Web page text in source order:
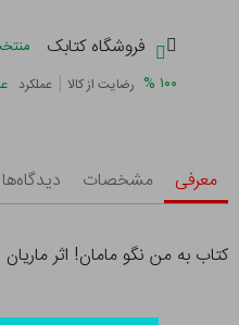
فروشگاه کتابک
۱۰۰ % رضایت از کالا | عملکرد
معرفی مشخصات دیدگاه‌ها
کتاب به من نگو مامان! اثر